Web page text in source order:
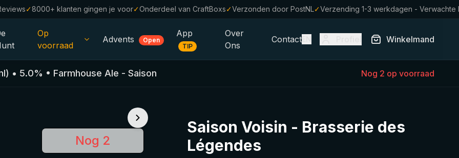
✓8000+ klanten gingen je voor✓Onderdeel van CraftBoxs✓Verzonden door PostNL✓Verzending 1-3 werkdagen -
Op
voorraad
Alle Bieren
Cadeaubonnen
Bierpakketten
Advents Open
App
TIP
Over
Ons
Contact Winkelmand
• 5.0% • Farmhouse Ale - Saison Nog 2 op voorraad
Nog 2
Saison Voisin - Brasserie des
Légendes